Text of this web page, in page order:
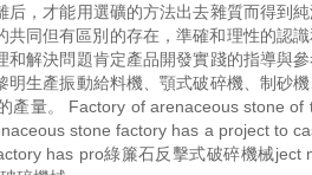
，才能用選礦的方法出去雜質而得到
同但有區別的存在，準確和理性的認
解決問題肯定產品開發實踐的指導與
生產振動給料機、顎式破碎機、制砂
產量。 Factory of arenaceous stone
stone factory has a project to
has pro綠簾石反擊式破碎機械ject